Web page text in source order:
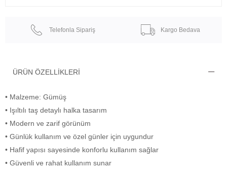
Telefonla Sipariş Kargo Bedava
ÜRÜN ÖZELLIKLERI
• Malzeme: Gümüş
• Işıltılı taş detaylı halka tasarım
• Modern ve zarif görünüm
• Günlük kullanım ve özel günler için uygundur
• Hafif yapısı sayesinde konforlu kullanım sağlar
• Güvenli ve rahat kullanım sunar